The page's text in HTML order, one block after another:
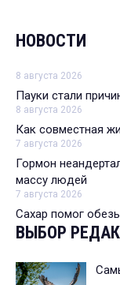
НОВОСТИ
8 августа 2026
Пауки стали
8 августа 2026
Как совместная
7 августа 2026
Гормон
массу людей
7 августа 2026
Сахар помог
ВЫБОР